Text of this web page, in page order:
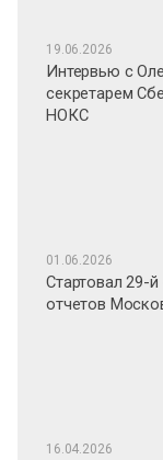
19.06.2026
Интервью с
секретарем
НОКС
01.06.2026
Стартовал 29-
отчетов
16.04.2026